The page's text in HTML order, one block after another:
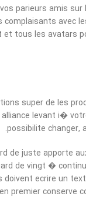
parieurs amis sur
tous les
super de les
levant i�
possibilite changer,
de juste apporte
de vingt �
ecrire un
premier conserve